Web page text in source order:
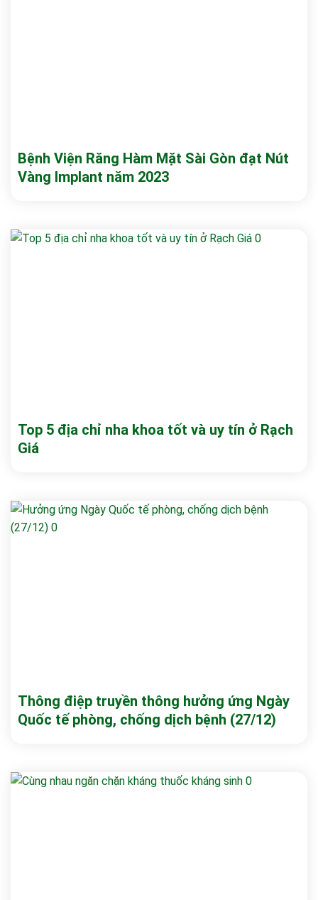
Bệnh Viện Răng Hàm Mặt Sài Gòn đạt Nút
Vàng Implant năm 2023
Top 5 địa chỉ nha khoa tốt và uy tín ở Rạch
Giá
Thông điệp truyền thông hưởng ứng Ngày
Quốc tế phòng, chống dịch bệnh (27/12)